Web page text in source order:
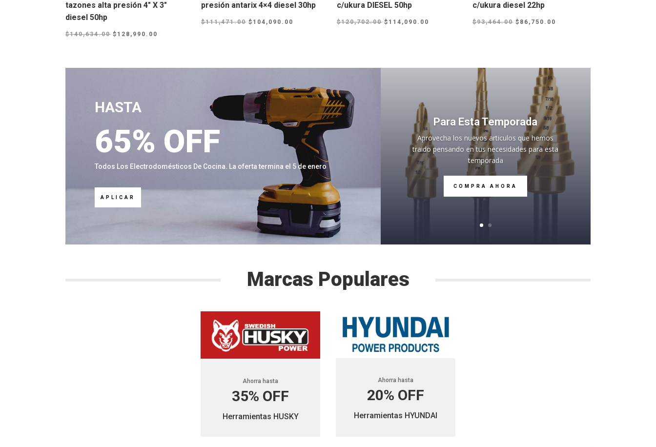
tazones alta presión 4″ X 3″
diesel 50hp
$140,634.00 Original
$ 128,990.00
presión antarix 4×4 diesel 30hp
$111,471.00 Original
$ 104,090.00
c/ukura DIESEL 50hp
$120,702.00 Original
$ 114,090.00
c/ukura diesel 22hp
$93,464.00 Original
$ 86,750.00
HASTA
65% OFF
Todos Los Electrodomésticos De Cocina. La oferta termina el 5 de enero
APLICAR
Para Esta Temporada
Aprovecha los nuevos articulos que hemos
traido pensando en tus necesidades para esta
temporada
COMPRA AHORA
Marcas Populares
Ahorra hasta
35% OFF
Herramientas HUSKY
Ahorra hasta
20% OFF
Herramientas HYUNDAI